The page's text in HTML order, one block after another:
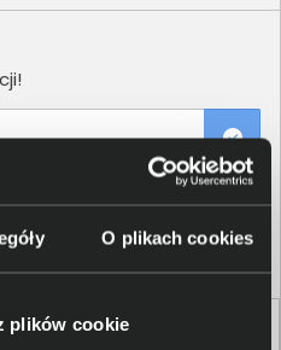
O plikach cookies
plików cookie